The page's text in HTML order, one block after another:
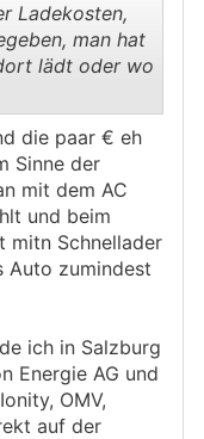
Ladekosten,
man hat
lädt oder wo
aber wenn
auch nicht
die paar € eh
Sinne der
mit dem AC
und beim
mitn Schnellader
Auto zumindest
ich in Salzburg
Energie AG und
OMV,
auf der